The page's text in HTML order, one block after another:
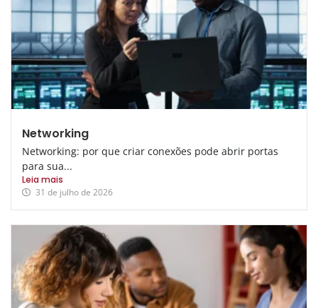
Networking
Networking: por que criar conexões pode abrir portas
para sua...
Leia mais
31 de julho de 2026